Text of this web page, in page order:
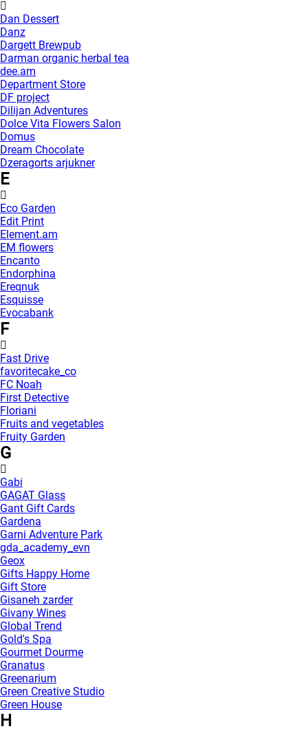
Dan Dessert
Danz
Dargett Brewpub
Darman organic herbal tea
dee.am
Department Store
DF project
Dilijan Adventures
Dolce Vita Flowers Salon
Domus
Dream Chocolate
Dzeragorts arjukner
E
Eco Garden
Edit Print
Element.am
EM flowers
Encanto
Endorphina
Ereqnuk
Esquisse
Evocabank
F
Fast Drive
favoritecake_co
FC Noah
First Detective
Floriani
Fruits and vegetables
Fruity Garden
G
Gabi
GAGAT Glass
Gant Gift Cards
Gardena
Garni Adventure Park
gda_academy_evn
Geox
Gifts Happy Home
Gift Store
Gisaneh zarder
Givany Wines
Global Trend
Gold's Spa
Gourmet Dourme
Granatus
Greenarium
Green Creative Studio
Green House
H